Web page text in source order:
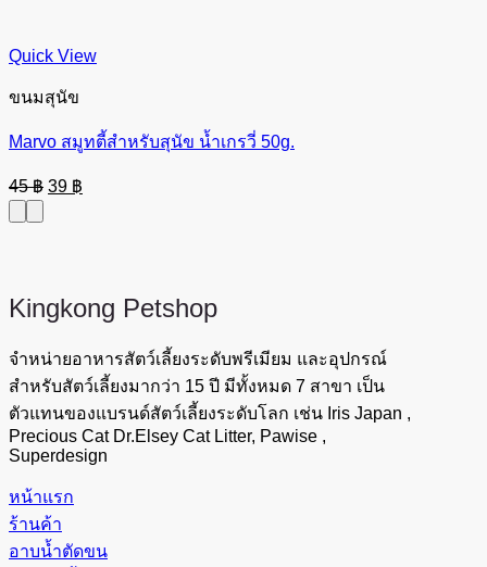
Quick View
ขนมสุนัข
Marvo สมูทตี้สำหรับสุนัข น้ำเกรวี่ 50g.
45฿ Original
price
39 ฿Current
price
Kingkong Petshop
จำหน่ายอาหารสัตว์เลี้ยงระดับพรีเมียม และอุปกรณ์
สำหรับสัตว์เลี้ยงมากว่า 15 ปี มีทั้งหมด 7 สาขา เป็น
ตัวแทนของแบรนด์สัตว์เลี้ยงระดับโลก เช่น Iris Japan ,
Precious Cat Dr.Elsey Cat Litter, Pawise ,
Superdesign
หน้าแรก
ร้านค้า
อาบน้ำตัดขน